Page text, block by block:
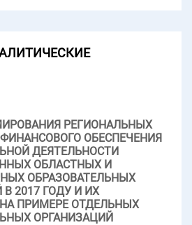
РЕГИОНАЛЬНЫХ
ОБЕСПЕЧЕНИЯ
ДЕЯТЕЛЬНОСТИ
ОБЛАСТНЫХ И
ОБРАЗОВАТЕЛЬНЫХ
2017 ГОДУ И ИХ
ПРИМЕРЕ ОТДЕЛЬНЫХ
ОРГАНИЗАЦИЙ